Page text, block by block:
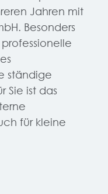
Jahren mit
Besonders
ständige
Sie ist das
für kleine